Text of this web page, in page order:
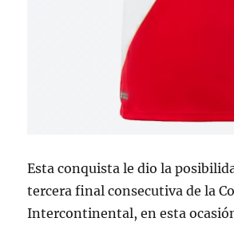
Esta conquista le dio la
tercera final consecutiva de la
Intercontinental, en esta